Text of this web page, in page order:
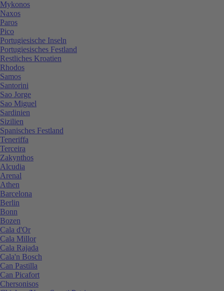
Mykonos
Naxos
Paros
Pico
Portugiesische Inseln
Portugiesisches Festland
Restliches Kroatien
Rhodos
Samos
Santorini
Sao Jorge
Sao Miguel
Sardinien
Sizilien
Spanisches Festland
Teneriffa
Terceira
Zakynthos
Alcudia
Arenal
Athen
Barcelona
Berlin
Bonn
Bozen
Cala d'Or
Cala Millor
Cala Rajada
Cala'n Bosch
Can Pastilla
Can Picafort
Chersonisos